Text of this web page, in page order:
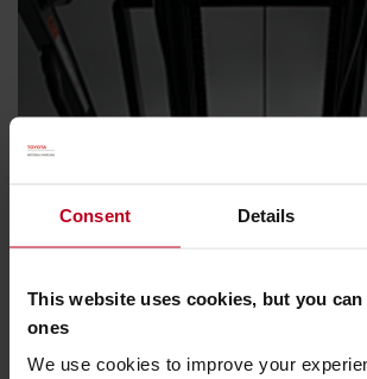
Consent Details
This website uses cookies, but you
ones
We use cookies to improve your